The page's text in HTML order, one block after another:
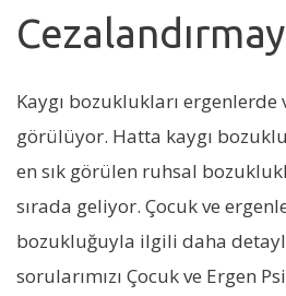
Kaygı bozuklukları
görülüyor. Hatta kaygı
en sık görülen ruhsal
sırada geliyor. Çocuk ve
bozukluğuyla ilgili daha
sorularımızı Çocuk ve Ergen